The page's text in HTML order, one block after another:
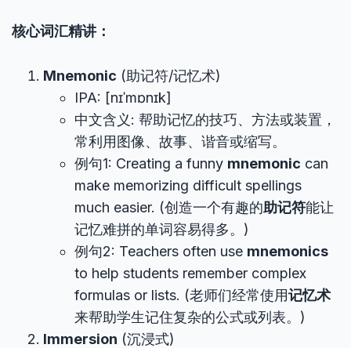
核心词汇精讲：
Mnemonic (助记符/记忆术)
IPA: [nɪˈmɒnɪk]
中文含义: 帮助记忆的技巧、方法或装置，
常利用图像、故事、谐音或缩写。
例句1: Creating a funny mnemonic can
make memorizing difficult spellings
much easier. (创造一个有趣的助记符能让
记忆难拼的单词容易得多。)
例句2: Teachers often use mnemonics
to help students remember complex
formulas or lists. (老师们经常使用记忆术
来帮助学生记住复杂的公式或列表。)
Immersion (沉浸式)